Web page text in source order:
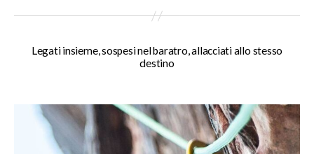
Legati insieme, sospesi nel baratro, allacciati allo stesso
destino